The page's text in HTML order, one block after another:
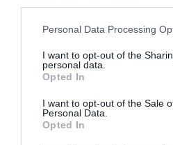
Personal Data Processing
I want to opt-out of the
personal data.
Opted In
I want to opt-out of the Sale
Personal Data.
Opted In
Añadir2Playbookcomo
Mantente informado con las
Compartir